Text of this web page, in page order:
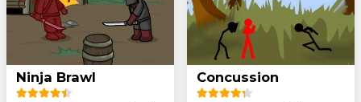
Ninja Brawl Concussion